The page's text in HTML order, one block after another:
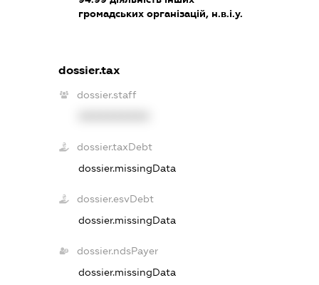
громадських організацій, н.в.і.у.
dossier.tax
dossier.staff
dossier.taxDebt
dossier.missingData
dossier.esvDebt
dossier.missingData
dossier.ndsPayer
dossier.missingData